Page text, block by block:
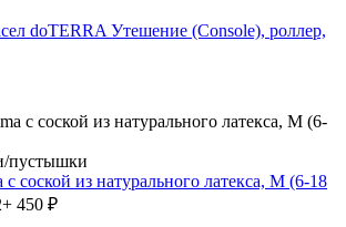
doTERRA Утешение (Console), роллер,
пустышки
соской из натурального латекса, M (6-18
450 ₽